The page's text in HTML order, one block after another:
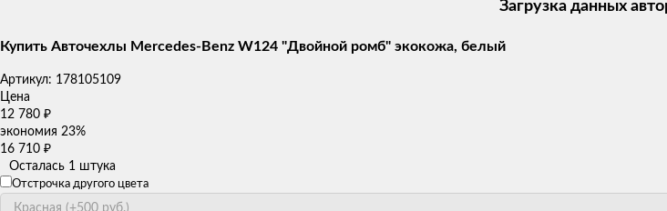
Загрузка данных
Купить Авточехлы Mercedes-Benz W124 "Двойной ромб" экокожа, белый
Артикул: 178105109
Цена
12 780 ₽
экономия 23%
16 710 ₽
Осталась 1 штука
Отстрочка другого цвета